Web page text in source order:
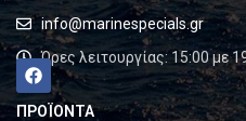
info@marinespecials.gr
Ώρες λειτουργίας: 15:00 με
ΠΡΟΪΟΝΤΑ